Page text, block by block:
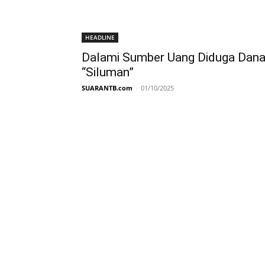
HEADLINE
Dalami Sumber Uang Diduga Dana
“Siluman”
SUARANTB.com - 01/10/2025